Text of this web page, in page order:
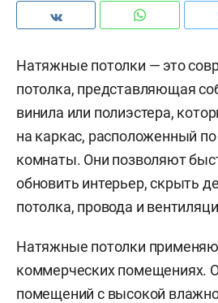
Натяжные потолки — это
потолка, представляющая
винила или полиэстера,
на каркас, расположенный
комнаты. Они позволяют
обновить интерьер, скрыть
потолка, провода и
Натяжные потолки
коммерческих помещениях.
помещений с высокой